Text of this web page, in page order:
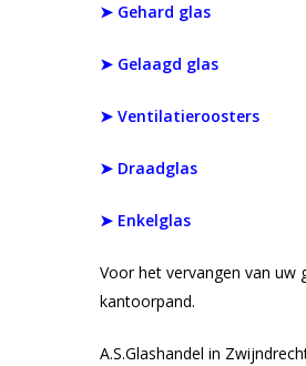
➤ Gehard glas
➤ Gelaagd glas
➤ Ventilatieroosters
➤ Draadglas
➤ Enkelglas
Voor het vervangen van uw
kantoorpand.
A.S.Glashandel in